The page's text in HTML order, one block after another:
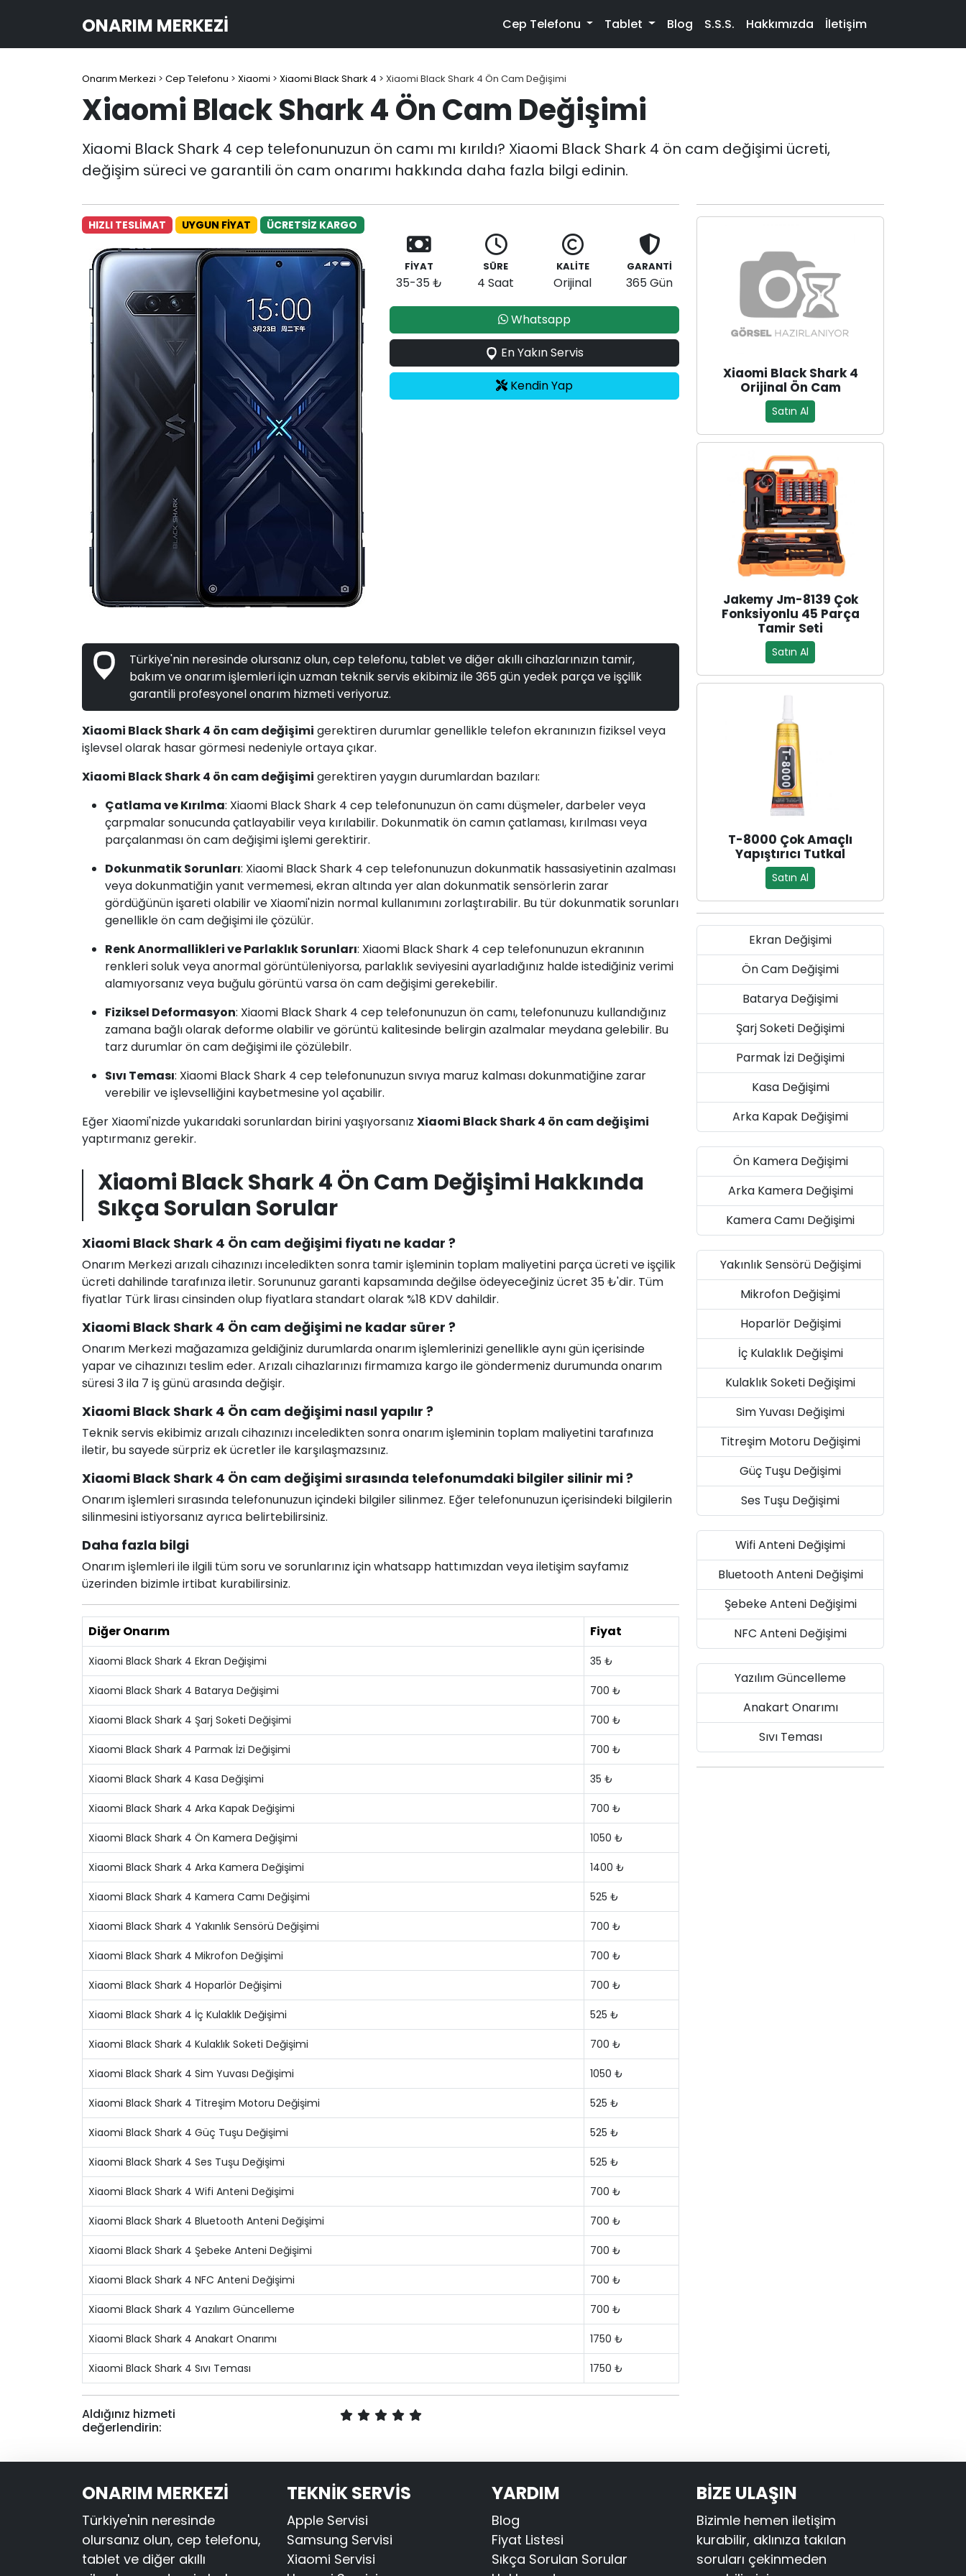
ONARIM MERKEZI Cep Telefonu Tablet Blog S.S.S. Hakkımızda İletişim
Onarım Merkezi > Cep Telefonu > Xiaomi > Xiaomi Black Shark 4 > Xiaomi Black Shark 4 Ön Cam Değişimi
Xiaomi Black Shark 4 Ön Cam Değişimi
Xiaomi Black Shark 4 cep telefonunuzun ön camı mı kırıldı? Xiaomi Black Shark 4 ön cam değişimi ücreti,
değişim süreci ve garantili ön cam onarımı hakkında daha fazla bilgi edinin.
HIZLI TESLİMAT UYGUN FİYAT ÜCRETSİZ KARGO
FİYAT
35-35 ₺
SÜRE
4 Saat
KALİTE
Orijinal
GARANTİ
365 Gün
Whatsapp
En Yakın Servis
Kendin Yap
Türkiye'nin neresinde olursanız olun, cep telefonu, tablet ve diğer akıllı cihazlarınızın tamir,
bakım ve onarım işlemleri için uzman teknik servis ekibimiz ile 365 gün yedek parça ve işçilik
garantili profesyonel onarım hizmeti veriyoruz.
Xiaomi Black Shark 4 ön cam değişimi gerektiren durumlar genellikle telefon ekranınızın fiziksel veya
işlevsel olarak hasar görmesi nedeniyle ortaya çıkar.
Xiaomi Black Shark 4 ön cam değişimi gerektiren yaygın durumlardan bazıları:
Çatlama ve Kırılma: Xiaomi Black Shark 4 cep telefonunuzun ön camı düşmeler, darbeler veya
çarpmalar sonucunda çatlayabilir veya kırılabilir. Dokunmatik ön camın çatlaması, kırılması veya
parçalanması ön cam değişimi işlemi gerektirir.
Dokunmatik Sorunları: Xiaomi Black Shark 4 cep telefonunuzun dokunmatik hassasiyetinin azalması
veya dokunmatiğin yanıt vermemesi, ekran altında yer alan dokunmatik sensörlerin zarar
gördüğünün işareti olabilir ve Xiaomi'nizin normal kullanımını zorlaştırabilir. Bu tür dokunmatik sorunları
genellikle ön cam değişimi ile çözülür.
Renk Anormallikleri ve Parlaklık Sorunları: Xiaomi Black Shark 4 cep telefonunuzun ekranının
renkleri soluk veya anormal görüntüleniyorsa, parlaklık seviyesini ayarladığınız halde istediğiniz verimi
alamıyorsanız veya buğulu görüntü varsa ön cam değişimi gerekebilir.
Fiziksel Deformasyon: Xiaomi Black Shark 4 cep telefonunuzun ön camı, telefonunuzu kullandığınız
zamana bağlı olarak deforme olabilir ve görüntü kalitesinde belirgin azalmalar meydana gelebilir. Bu
tarz durumlar ön cam değişimi ile çözülebilr.
Sıvı Teması: Xiaomi Black Shark 4 cep telefonunuzun sıvıya maruz kalması dokunmatiğine zarar
verebilir ve işlevselliğini kaybetmesine yol açabilir.
Eğer Xiaomi'nizde yukarıdaki sorunlardan birini yaşıyorsanız Xiaomi Black Shark 4 ön cam değişimi
yaptırmanız gerekir.
Xiaomi Black Shark 4 Ön Cam Değişimi Hakkında
Sıkça Sorulan Sorular
Xiaomi Black Shark 4 Ön cam değişimi fiyatı ne kadar ?
Onarım Merkezi arızalı cihazınızı inceledikten sonra tamir işleminin toplam maliyetini parça ücreti ve işçilik
ücreti dahilinde tarafınıza iletir. Sorununuz garanti kapsamında değilse ödeyeceğiniz ücret 35 ₺'dir. Tüm
fiyatlar Türk lirası cinsinden olup fiyatlara standart olarak %18 KDV dahildir.
Xiaomi Black Shark 4 Ön cam değişimi ne kadar sürer ?
Onarım Merkezi mağazamıza geldiğiniz durumlarda onarım işlemlerinizi genellikle aynı gün içerisinde
yapar ve cihazınızı teslim eder. Arızalı cihazlarınızı firmamıza kargo ile göndermeniz durumunda onarım
süresi 3 ila 7 iş günü arasında değişir.
Xiaomi Black Shark 4 Ön cam değişimi nasıl yapılır ?
Teknik servis ekibimiz arızalı cihazınızı inceledikten sonra onarım işleminin toplam maliyetini tarafınıza
iletir, bu sayede sürpriz ek ücretler ile karşılaşmazsınız.
Xiaomi Black Shark 4 Ön cam değişimi sırasında telefonumdaki bilgiler silinir mi ?
Onarım işlemleri sırasında telefonunuzun içindeki bilgiler silinmez. Eğer telefonunuzun içerisindeki bilgilerin
silinmesini istiyorsanız ayrıca belirtebilirsiniz.
Daha fazla bilgi
Onarım işlemleri ile ilgili tüm soru ve sorunlarınız için whatsapp hattımızdan veya iletişim sayfamız
üzerinden bizimle irtibat kurabilirsiniz.
Diğer Onarım Fiyat
Xiaomi Black Shark 4 Ekran Değişimi 35 ₺
Xiaomi Black Shark 4 Batarya Değişimi 700 ₺
Xiaomi Black Shark 4 Şarj Soketi Değişimi 700 ₺
Xiaomi Black Shark 4 Parmak İzi Değişimi 700 ₺
Xiaomi Black Shark 4 Kasa Değişimi 35 ₺
Xiaomi Black Shark 4 Arka Kapak Değişimi 700 ₺
Xiaomi Black Shark 4 Ön Kamera Değişimi 1050 ₺
Xiaomi Black Shark 4 Arka Kamera Değişimi 1400 ₺
Xiaomi Black Shark 4 Kamera Camı Değişimi 525 ₺
Xiaomi Black Shark 4 Yakınlık Sensörü Değişimi 700 ₺
Xiaomi Black Shark 4 Mikrofon Değişimi 700 ₺
Xiaomi Black Shark 4 Hoparlör Değişimi 700 ₺
Xiaomi Black Shark 4 İç Kulaklık Değişimi 525 ₺
Xiaomi Black Shark 4 Kulaklık Soketi Değişimi 700 ₺
Xiaomi Black Shark 4 Sim Yuvası Değişimi 1050 ₺
Xiaomi Black Shark 4 Titreşim Motoru Değişimi 525 ₺
Xiaomi Black Shark 4 Güç Tuşu Değişimi 525 ₺
Xiaomi Black Shark 4 Ses Tuşu Değişimi 525 ₺
Xiaomi Black Shark 4 Wifi Anteni Değişimi 700 ₺
Xiaomi Black Shark 4 Bluetooth Anteni Değişimi 700 ₺
Xiaomi Black Shark 4 Şebeke Anteni Değişimi 700 ₺
Xiaomi Black Shark 4 NFC Anteni Değişimi 700 ₺
Xiaomi Black Shark 4 Yazılım Güncelleme 700 ₺
Xiaomi Black Shark 4 Anakart Onarımı 1750 ₺
Xiaomi Black Shark 4 Sıvı Teması 1750 ₺
Aldığınız hizmeti
değerlendirin:
Xiaomi Black Shark 4
Orijinal Ön Cam
Satın Al
Jakemy Jm-8139 Çok
Fonksiyonlu 45 Parça
Tamir Seti
Satın Al
T-8000 Çok Amaçlı
Yapıştırıcı Tutkal
Satın Al
Ekran Değişimi
Ön Cam Değişimi
Batarya Değişimi
Şarj Soketi Değişimi
Parmak İzi Değişimi
Kasa Değişimi
Arka Kapak Değişimi
Ön Kamera Değişimi
Arka Kamera Değişimi
Kamera Camı Değişimi
Yakınlık Sensörü Değişimi
Mikrofon Değişimi
Hoparlör Değişimi
İç Kulaklık Değişimi
Kulaklık Soketi Değişimi
Sim Yuvası Değişimi
Titreşim Motoru Değişimi
Güç Tuşu Değişimi
Ses Tuşu Değişimi
Wifi Anteni Değişimi
Bluetooth Anteni Değişimi
Şebeke Anteni Değişimi
NFC Anteni Değişimi
Yazılım Güncelleme
Anakart Onarımı
Sıvı Teması
ONARIM MERKEZİ
Türkiye'nin neresinde
olursanız olun, cep telefonu,
tablet ve diğer akıllı
TEKNİK SERVİS
Apple Servisi
Samsung Servisi
Xiaomi Servisi
YARDIM
Blog
Fiyat Listesi
Sıkça Sorulan Sorular
BİZE ULAŞIN
Bizimle hemen iletişim
kurabilir, aklınıza takılan
soruları çekinmeden